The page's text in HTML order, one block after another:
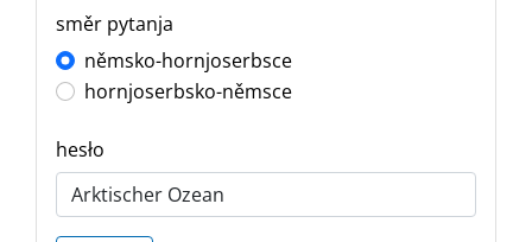
směr pytanja
němsko-hornjoserbsce
hornjoserbsko-němsce
hesło